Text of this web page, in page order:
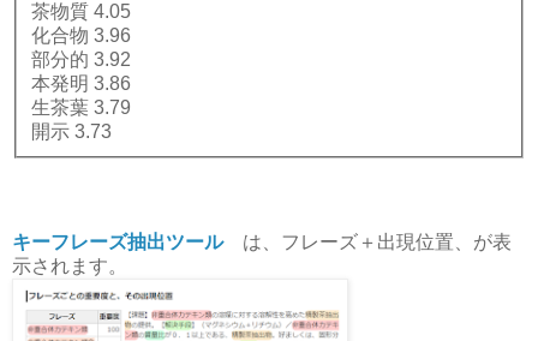
茶物質 4.05
化合物 3.96
部分的 3.92
本発明 3.86
生茶葉 3.79
開示 3.73
キーフレーズ抽出ツールは、フレーズ＋出現位置、が表
示されます。